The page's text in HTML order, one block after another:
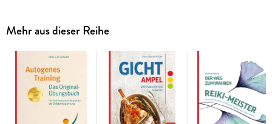
wieder zu Ihrem schlanken Selbst zu finden. Als ganzheitlich
die wirkungsvollsten Strategien, die den Bauchumfang und
somit Ihr Gesundheitsrisiko nachhaltig reduzieren.
Den Hormonbauch verstehen:Warum die Fettverteilung
sich verändert - und wie Sie dem entgegenwirken können.
Mehr aus dieser Reihe